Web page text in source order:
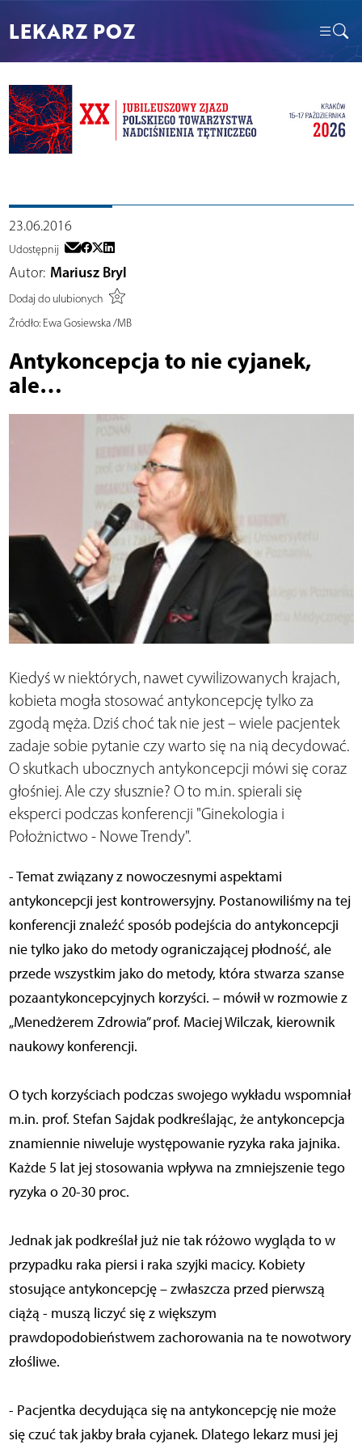
LEKARZ POZ
23.06.2016
Udostępnij
Autor: Mariusz Bryl
Dodaj do ulubionych
Źródło:Ewa Gosiewska /MB
Antykoncepcja to nie cyjanek,
ale…
Kiedyś w niektórych, nawet cywilizowanych krajach,
kobieta mogła stosować antykoncepcję tylko za
zgodą męża. Dziś choć tak nie jest – wiele pacjentek
zadaje sobie pytanie czy warto się na nią decydować.
O skutkach ubocznych antykoncepcji mówi się coraz
głośniej. Ale czy słusznie? O to m.in. spierali się
eksperci podczas konferencji "Ginekologia i
Położnictwo - Nowe Trendy".
- Temat związany z nowoczesnymi aspektami
antykoncepcji jest kontrowersyjny. Postanowiliśmy na tej
konferencji znaleźć sposób podejścia do antykoncepcji
nie tylko jako do metody ograniczającej płodność, ale
przede wszystkim jako do metody, która stwarza szanse
pozaantykoncepcyjnych korzyści. – mówił w rozmowie z
„Menedżerem Zdrowia” prof. Maciej Wilczak, kierownik
naukowy konferencji.
O tych korzyściach podczas swojego wykładu wspomniał
m.in. prof. Stefan Sajdak podkreślając, że antykoncepcja
znamiennie niweluje występowanie ryzyka raka jajnika.
Każde 5 lat jej stosowania wpływa na zmniejszenie tego
ryzyka o 20-30 proc.
Jednak jak podkreślał już nie tak różowo wygląda to w
przypadku raka piersi i raka szyjki macicy. Kobiety
stosujące antykoncepcję – zwłaszcza przed pierwszą
ciążą - muszą liczyć się z większym
prawdopodobieństwem zachorowania na te nowotwory
złośliwe.
- Pacjentka decydująca się na antykoncepcję nie może
się czuć tak jakby brała cyjanek. Dlatego lekarz musi jej